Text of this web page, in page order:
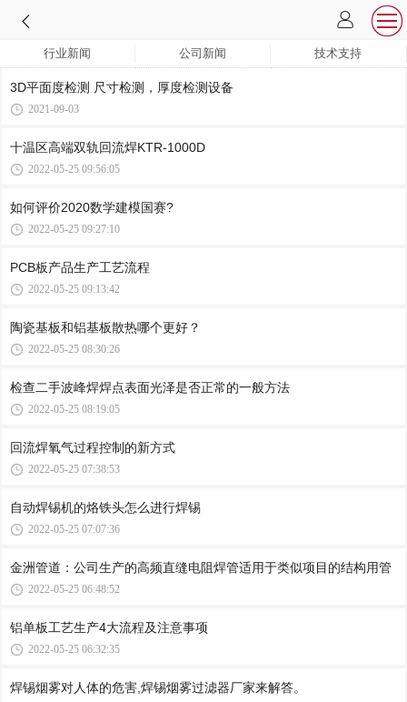
行业新闻 公司新闻 技术支持
3D平面度检测 尺寸检测，厚度检测设备
2021-09-03
十温区高端双轨回流焊KTR-1000D
2022-05-25 09:56:05
如何评价2020数学建模国赛?
2022-05-25 09:27:10
PCB板产品生产工艺流程
2022-05-25 09:13:42
陶瓷基板和铝基板散热哪个更好？
2022-05-25 08:30:26
检查二手波峰焊焊点表面光泽是否正常的一般方法
2022-05-25 08:19:05
回流焊氧气过程控制的新方式
2022-05-25 07:38:53
自动焊锡机的烙铁头怎么进行焊锡
2022-05-25 07:07:36
金洲管道：公司生产的高频直缝电阻焊管适用于类似项目的结构用管
2022-05-25 06:48:52
铝单板工艺生产4大流程及注意事项
2022-05-25 06:32:35
焊锡烟雾对人体的危害,焊锡烟雾过滤器厂家来解答。